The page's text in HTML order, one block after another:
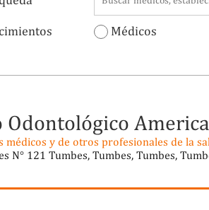
Médicos
Odontológico
médicos y de otros profesionales de la
N° 121 Tumbes, Tumbes, Tumbes,